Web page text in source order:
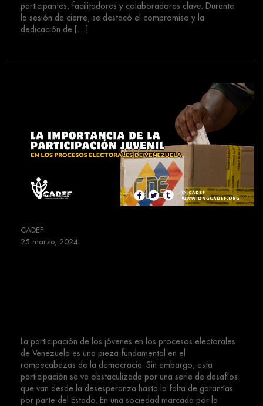
participantes, facilitadores y colaboradores clave. Durante
la sesión de cierre, se destacó el compromiso y la
dedicación de […]
CADEF
25 marzo, 2024
La participación de los jóvenes en los procesos electorales
de Venezuela es una pieza fundamental en el
rompecabezas de la democracia. Sin embargo, esta
participación se ve obstaculizada por una serie de desafíos
que van desde la desesperanza hasta la falta de garantías
por parte del Estado. En una sociedad marcada por la